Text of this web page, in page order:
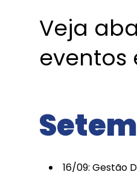
Veja
eventos
16/09: Gestão